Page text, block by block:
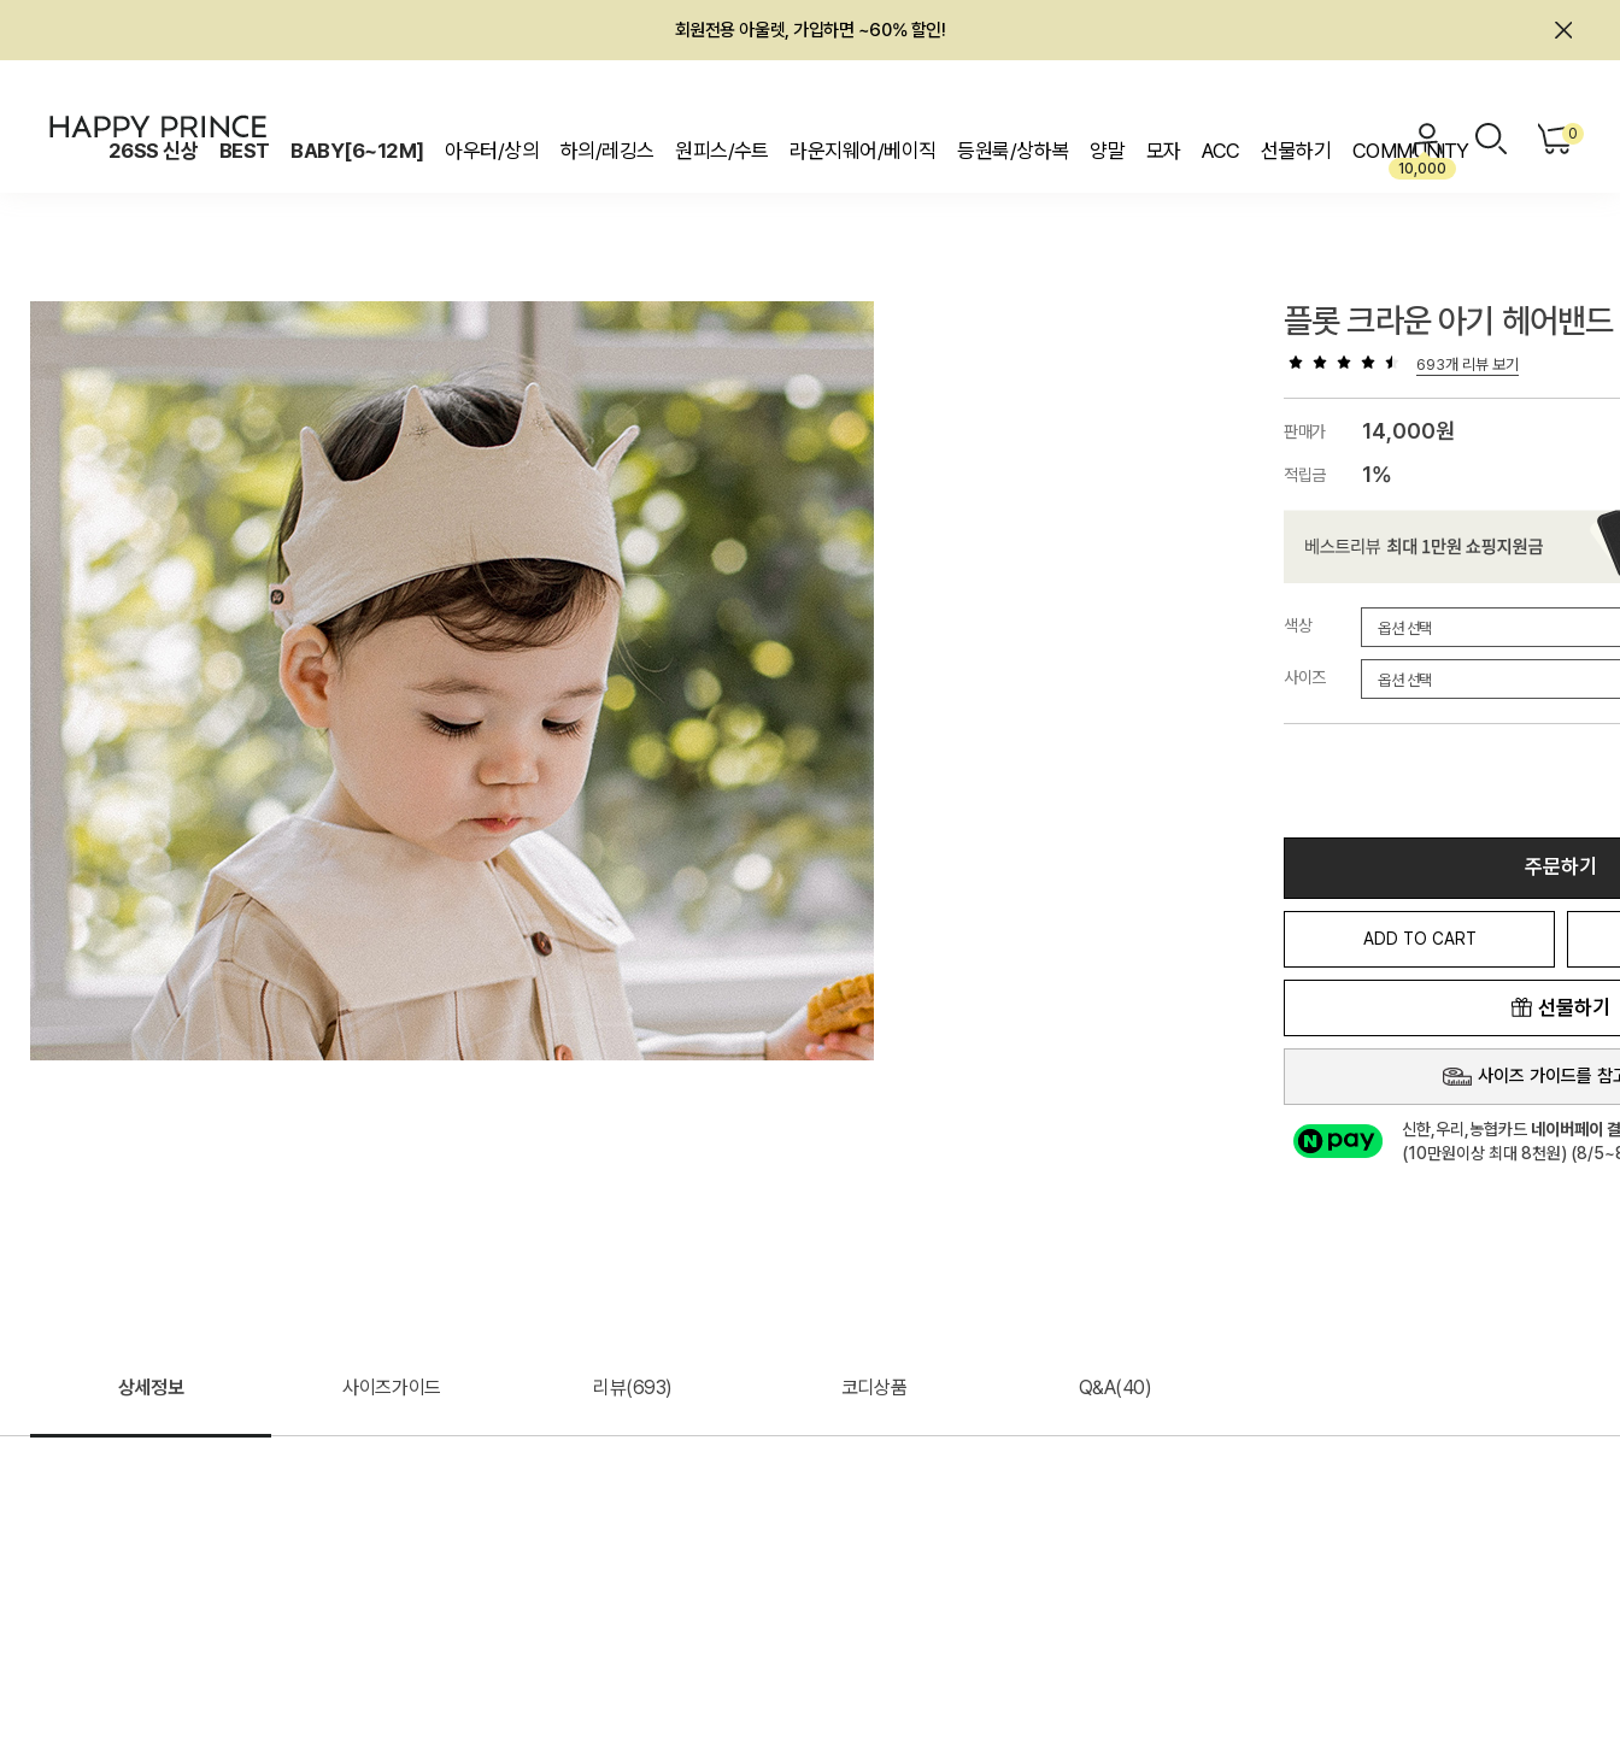
회원전용 아울렛, 가입하면 ~60% 할인!
26SS 신상 BEST BABY[6~12M] 아우터/상의 하의/레깅스 원피스/수트 라운지웨어/베이직 등원룩/상하복 양말 모자 ACC 선물하기 COMMUNITY
10,000
0
플롯 크라운 아기 헤어밴드
693개 리뷰 보기
판매가 14,000원
적립금 1%
색상
사이즈
주문하기
ADD TO CART
선물하기
사이즈 가이드를 참
신한,우리,농협카드 네이버페이
(10만원이상 최대 8천원) (8/
상세정보 사이즈가이드 리뷰(693) 코디상품 Q&A(40)